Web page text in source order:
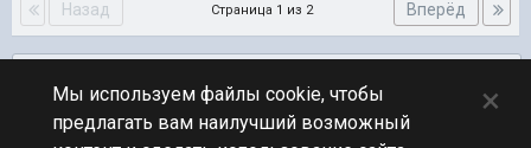
Назад Вперёд
Страница 1 из 2
ПЕРЕЙТИ К СПИСКУ ТЕМ
Мы используем файлы cookie, чтобы
предлагать вам наилучший возможный
×